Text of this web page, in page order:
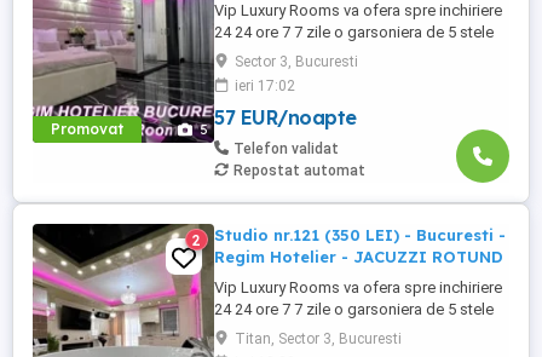
Promovat 5
Vip Luxury Rooms va ofera spre inchiriere
24 24 ore 7 7 zile o garsoniera de 5 stele
Luxoase cu un desing unic si deosebit in
Sector 3 Bucuresti . Garsoniera se alfa in
Complex Rezidential Nou . Acces Bariera
Monitorizare Video in Complex ( de la
Politia Locala Sector 3 ) Loc de parcare
PRIVAT in complex ...
Sector 3, Bucuresti
ieri 17:02
57 EUR/noapte
Telefon validat
Repostat automat
2
Studio nr.121 (350 LEI) - Bucuresti -
Regim Hotelier - JACUZZI ROTUND
Vip Luxury Rooms va ofera spre inchiriere
24 24 ore 7 7 zile o garsoniera de 5 stele
Luxoase cu un desing unic si deosebit in
Sector 3 Bucuresti . Garsoniera se alfa in
Titan, Sector 3, Bucuresti